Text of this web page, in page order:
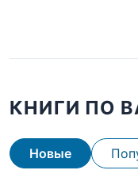
КНИГИ ПО
Новые